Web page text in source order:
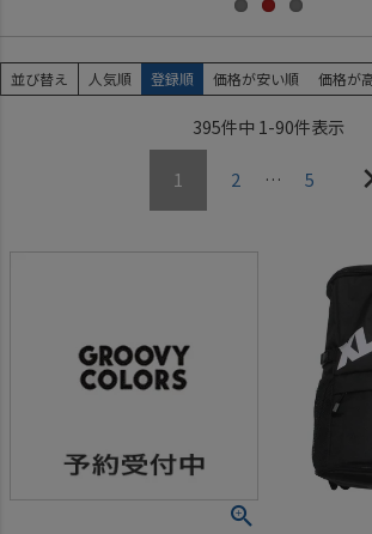
並び替え 人気順 登録順 価格が安い順 価格が
395件中 1-90件表示
1 2 … 5